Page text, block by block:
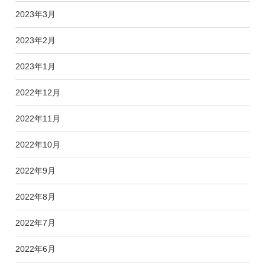
2023年3月
2023年2月
2023年1月
2022年12月
2022年11月
2022年10月
2022年9月
2022年8月
2022年7月
2022年6月